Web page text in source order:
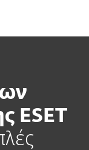
ESET